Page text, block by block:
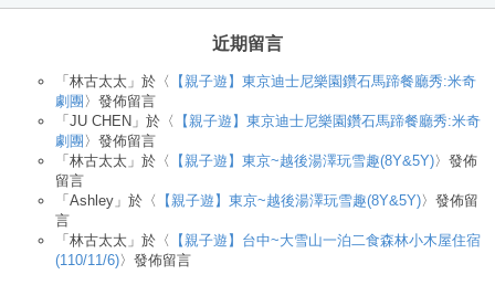
近期留言
「 林古太太 」於〈
【親子遊】東京迪士尼樂園鑽石馬蹄餐廳秀:米奇
劇團 〉發佈留言
「 JU CHEN 」於〈
【親子遊】東京迪士尼樂園鑽石馬蹄餐廳秀:米奇
劇團 〉發佈留言
「 林古太太 」於〈 【親子遊】東京~越後湯澤玩雪趣(8Y&5Y)〉發佈
留言
「 Ashley 」於〈 【親子遊】東京~越後湯澤玩雪趣(8Y&5Y)〉發佈留
言
「 林古太太 」於〈
【親子遊】台中~大雪山一泊二食森林小木屋住宿
(110/11/6)〉發佈留言